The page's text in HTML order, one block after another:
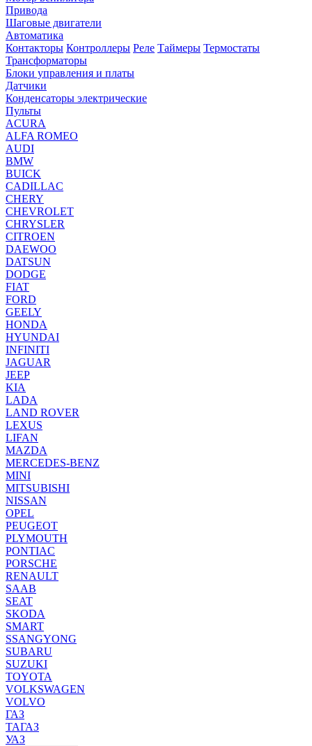
Привода
Шаговые двигатели
Автоматика
Контакторы Контроллеры Реле Таймеры Термостаты
Трансформаторы
Блоки управления и платы
Датчики
Конденсаторы электрические
Пульты
ACURA
ALFA ROMEO
AUDI
BMW
BUICK
CADILLAC
CHERY
CHEVROLET
CHRYSLER
CITROEN
DAEWOO
DATSUN
DODGE
FIAT
FORD
GEELY
HONDA
HYUNDAI
INFINITI
JAGUAR
JEEP
KIA
LADA
LAND ROVER
LEXUS
LIFAN
MAZDA
MERCEDES-BENZ
MINI
MITSUBISHI
NISSAN
OPEL
PEUGEOT
PLYMOUTH
PONTIAC
PORSCHE
RENAULT
SAAB
SEAT
SKODA
SMART
SSANGYONG
SUBARU
SUZUKI
TOYOTA
VOLKSWAGEN
VOLVO
ГАЗ
ТАГАЗ
УАЗ